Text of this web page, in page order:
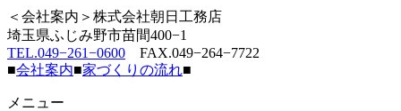
＜会社案内＞株式会社朝日工務店
埼玉県ふじみ野市苗間400−1
TEL.049−261−0600 FAX.049−264−7722
■会社案内■家づくりの流れ■
メニュー